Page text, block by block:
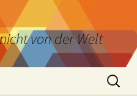
von der Welt
Suchen
nach: